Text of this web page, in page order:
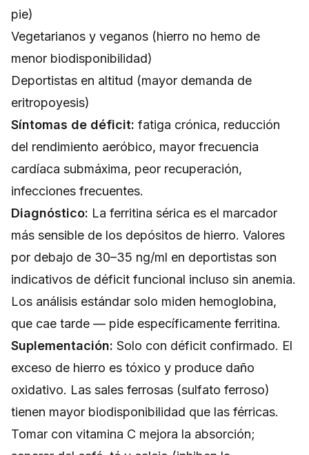
pie)
Vegetarianos y veganos (hierro no hemo de
menor biodisponibilidad)
Deportistas en altitud (mayor demanda de
eritropoyesis)
Síntomas de déficit: fatiga crónica, reducción
del rendimiento aeróbico, mayor frecuencia
cardíaca submáxima, peor recuperación,
infecciones frecuentes.
Diagnóstico: La ferritina sérica es el marcador
más sensible de los depósitos de hierro. Valores
por debajo de 30–35 ng/ml en deportistas son
indicativos de déficit funcional incluso sin anemia.
Los análisis estándar solo miden hemoglobina,
que cae tarde — pide específicamente ferritina.
Suplementación: Solo con déficit confirmado. El
exceso de hierro es tóxico y produce daño
oxidativo. Las sales ferrosas (sulfato ferroso)
tienen mayor biodisponibilidad que las férricas.
Tomar con vitamina C mejora la absorción;